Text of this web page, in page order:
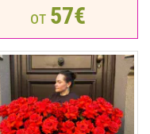
от 57€